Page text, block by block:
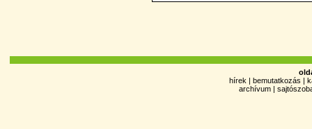
hírek | bemutatkozás |
archívum |